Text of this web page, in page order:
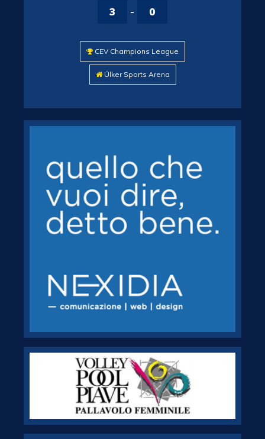
3 - 0
CEV Champions League
Ülker Sports Arena